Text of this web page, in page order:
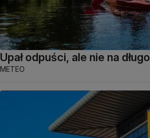
Upał odpuści, ale nie na długo
METEO